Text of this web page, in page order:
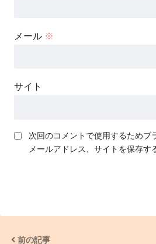
メール ※
サイト
次回のコメントで使用するためブ
メールアドレス、サイトを保存す
前の記事